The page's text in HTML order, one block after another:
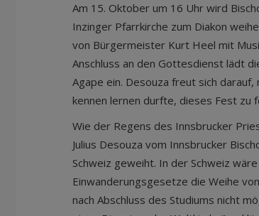
Am 15. Oktober um 16 Uhr wird
Inzinger Pfarrkirche zum Diakon
von Bürgermeister Kurt Heel mit
Anschluss an den Gottesdienst lädt
Agape ein. Desouza freut sich
kennen lernen durfte, dieses Fest zu
Wie der Regens des Innsbrucker
Julius Desouza vom Innsbrucker
Schweiz geweiht. In der Schweiz
Einwanderungsgesetze die Weihe
nach Abschluss des Studiums nicht